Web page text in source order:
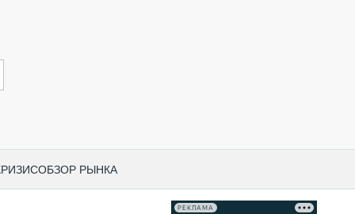
ОБЗОР РЫНКА
РЕКЛАМА